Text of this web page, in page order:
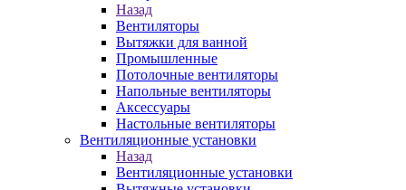
Назад
Вентиляторы
Вытяжки для ванной
Промышленные
Потолочные вентиляторы
Напольные вентиляторы
Аксессуары
Настольные вентиляторы
Вентиляционные установки
Назад
Вентиляционные установки